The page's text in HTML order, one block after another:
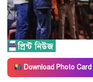
Download Photo Card